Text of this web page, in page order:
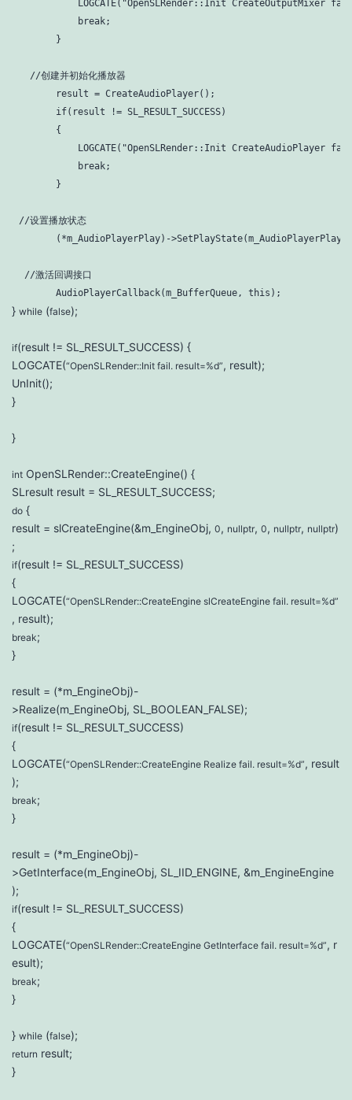
LOGCATE( "OpenSLRender::Init CreateOutputMixer
break;
}
//创建并初始化播放器
result = CreateAudioPlayer();
if(result != SL_RESULT_SUCCESS)
{
LOGCATE( "OpenSLRender::Init CreateAudioPlayer
break;
}
//设置播放状态
(*m_AudioPlayerPlay)->SetPlayState(m_AudioPlayerPlay,
//激活回调接口
AudioPlayerCallback(m_BufferQueue, this );
} while (false);
if(result != SL_RESULT_SUCCESS) {
LOGCATE(“OpenSLRender::Init fail. result=%d”, result);
UnInit();
}
}
int OpenSLRender::CreateEngine() {
SLresult result = SL_RESULT_SUCCESS;
do {
result = slCreateEngine(&m_EngineObj, 0, nullptr, 0, nullptr, nullptr)
;
if(result != SL_RESULT_SUCCESS)
{
LOGCATE(“OpenSLRender::CreateEngine slCreateEngine fail. result=%d”
, result);
break;
}
result = (*m_EngineObj)-
>Realize(m_EngineObj, SL_BOOLEAN_FALSE);
if(result != SL_RESULT_SUCCESS)
{
LOGCATE(“OpenSLRender::CreateEngine Realize fail. result=%d”, result
);
break;
}
result = (*m_EngineObj)-
>GetInterface(m_EngineObj, SL_IID_ENGINE, &m_EngineEngine
);
if(result != SL_RESULT_SUCCESS)
{
LOGCATE(“OpenSLRender::CreateEngine GetInterface fail. result=%d”, r
esult);
break;
}
} while (false);
return result;
}